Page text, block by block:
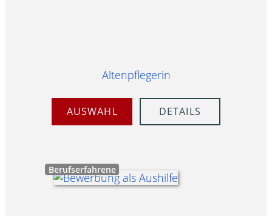
Altenpflegerin
AUSWAHL DETAILS
Berufserfahrene